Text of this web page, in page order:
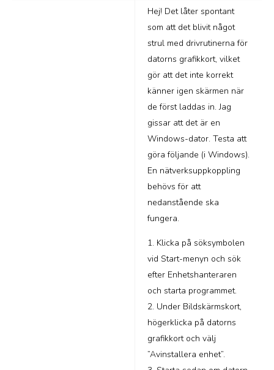
Hej! Det låter spontant
som att det blivit något
strul med drivrutinerna för
datorns grafikkort, vilket
gör att det inte korrekt
känner igen skärmen när
de först laddas in. Jag
gissar att det är en
Windows-dator. Testa att
göra följande (i Windows).
En nätverksuppkoppling
behövs för att
nedanstående ska
fungera.
1. Klicka på söksymbolen
vid Start-menyn och sök
efter Enhetshanteraren
och starta programmet.
2. Under Bildskärmskort,
högerklicka på datorns
grafikkort och välj
”Avinstallera enhet”.